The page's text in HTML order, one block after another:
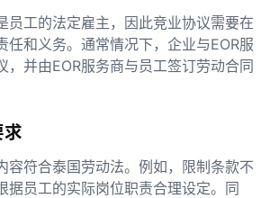
员工的法定雇主，因此竞业协议需要在
任和义务。通常情况下，企业与EOR服
，并由EOR服务商与员工签订劳动合同
容符合泰国劳动法。例如，限制条款不
据员工的实际岗位职责合理设定。同